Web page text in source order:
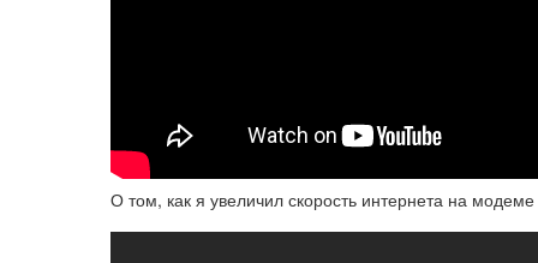
О том, как я увеличил скорость интернета на